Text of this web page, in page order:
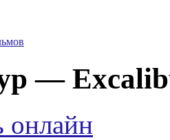
—
онлайн